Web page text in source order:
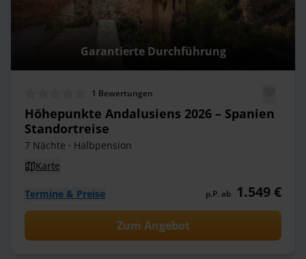
Garantierte Durchführung
1 Bewertungen
Höhepunkte Andalusiens 2026 – Spanien
Standortreise
7 Nächte · Halbpension
Karte
Termine & Preise p.P. ab 1.549 €
Zum Angebot